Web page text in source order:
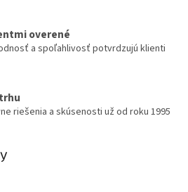
overené
a spoľahlivosť potvrdzujú klienti
riešenia a skúsenosti už od roku 1995